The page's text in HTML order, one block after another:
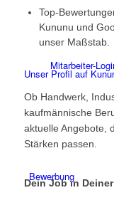
Mitarbeiter-
Bewerbung
Top-
Kununu und
unser Maßstab.
Unser Profil auf
Ob Handwerk,
kaufmännische
aktuelle Angebote,
Stärken passen.
Dein Job in